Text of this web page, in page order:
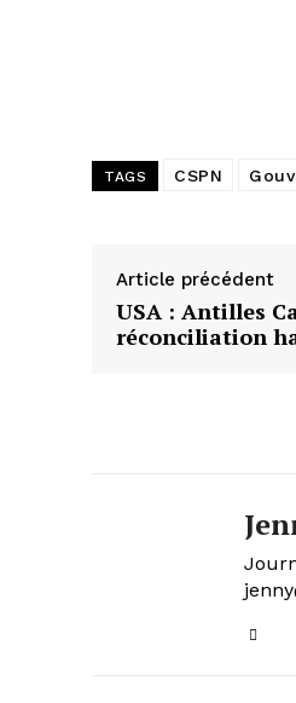
TAGS CSPN
Article précédent
USA : Antilles
réconciliation